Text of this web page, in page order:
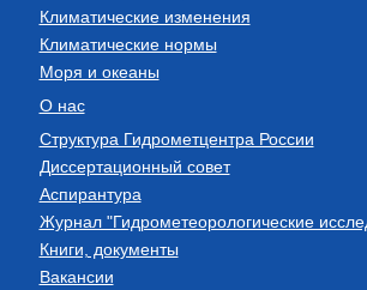
Климатические изменения
Климатические нормы
Моря и океаны
О нас
Структура Гидрометцентра России
Диссертационный совет
Аспирантура
Журнал "Гидрометеорологические
Книги, документы
Вакансии